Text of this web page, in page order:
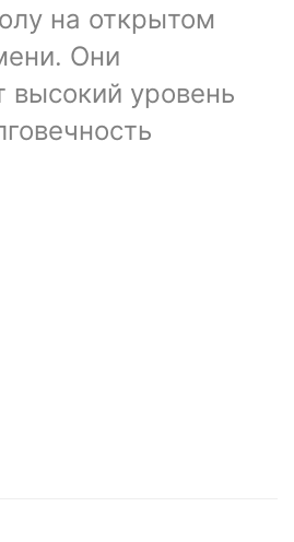
на открытом
Они
высокий уровень